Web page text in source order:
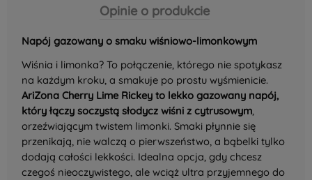
Opinie o produkcie
Napój gazowany o smaku wiśniowo-limonkowym
Wiśnia i limonka? To połączenie, którego nie spotykasz
na każdym kroku, a smakuje po prostu wyśmienicie.
AriZona Cherry Lime Rickey to lekko gazowany napój,
który łączy soczystą słodycz wiśni z cytrusowym,
orzeźwiającym twistem limonki. Smaki płynnie się
przenikają, nie walczą o pierwszeństwo, a bąbelki tylko
dodają całości lekkości. Idealna opcja, gdy chcesz
czegoś nieoczywistego, ale wciąż ultra przyjemnego do